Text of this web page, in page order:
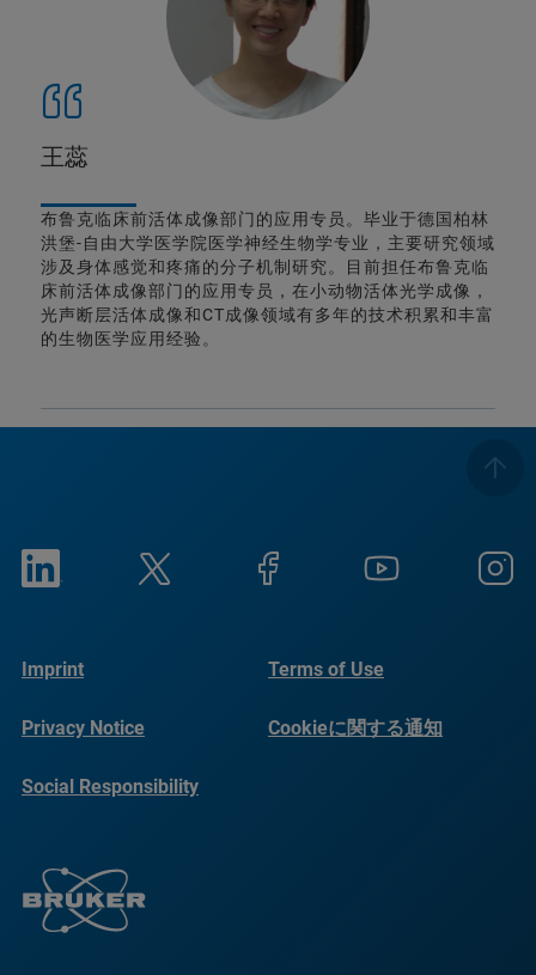
王蕊
布鲁克临床前活体成像部门的应用专员。毕业于德国柏林
洪堡-自由大学医学院医学神经生物学专业，主要研究领域
涉及身体感觉和疼痛的分子机制研究。目前担任布鲁克临
床前活体成像部门的应用专员，在小动物活体光学成像，
光声断层活体成像和CT成像领域有多年的技术积累和丰富
的生物医学应用经验。
Imprint Terms of Use
Privacy Notice Cookieに関する通知
Social Responsibility